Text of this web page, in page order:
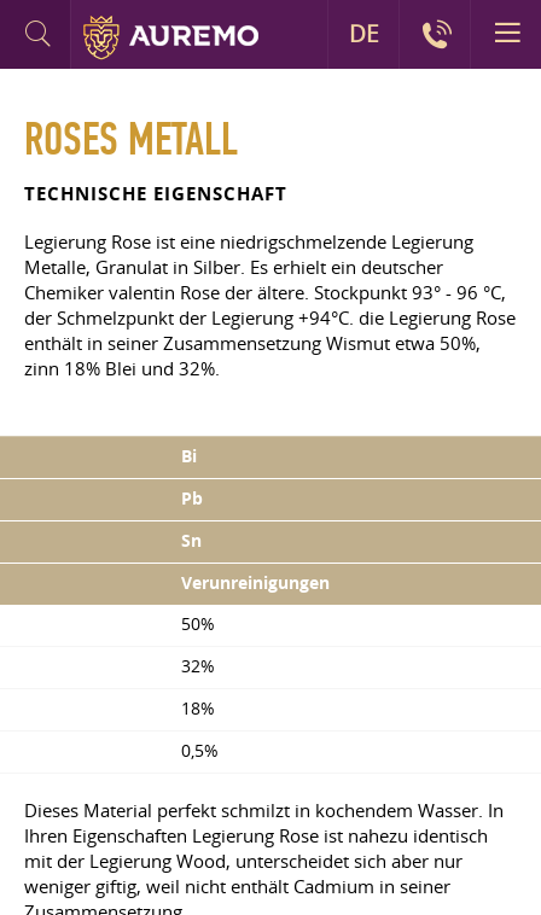
ROSES METALL
TECHNISCHE EIGENSCHAFT
Legierung Rose ist eine niedrigschmelzende Legierung
Metalle, Granulat in Silber. Es erhielt ein deutscher
Chemiker valentin Rose der ältere. Stockpunkt 93° - 96 °C,
der Schmelzpunkt der Legierung +94°C. die Legierung Rose
enthält in seiner Zusammensetzung Wismut etwa 50%,
zinn 18% Blei und 32%.
Bi
Pb
Sn
Verunreinigungen
50%
32%
18%
0,5%
Dieses Material perfekt schmilzt in kochendem Wasser. In
Ihren Eigenschaften Legierung Rose ist nahezu identisch
mit der Legierung Wood, unterscheidet sich aber nur
weniger giftig, weil nicht enthält Cadmium in seiner
DE